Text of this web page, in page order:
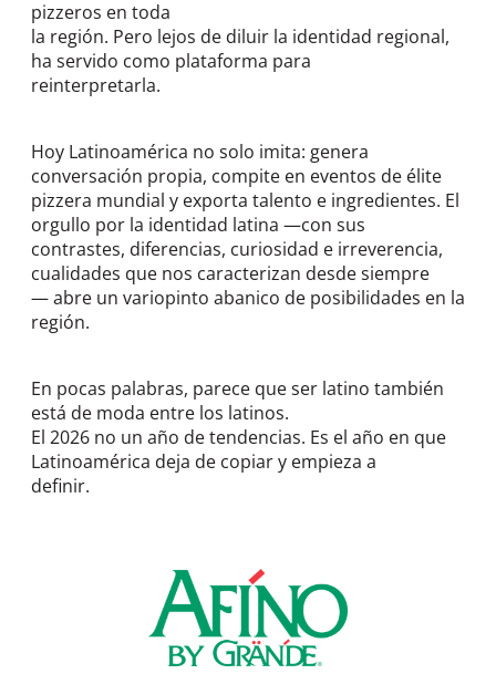
pizzeros en toda
la región. Pero lejos de diluir la identidad regional,
ha servido como plataforma para
reinterpretarla.
Hoy Latinoamérica no solo imita: genera
conversación propia, compite en eventos de élite
pizzera mundial y exporta talento e ingredientes. El
orgullo por la identidad latina —con sus
contrastes, diferencias, curiosidad e irreverencia,
cualidades que nos caracterizan desde siempre
— abre un variopinto abanico de posibilidades en la
región.
En pocas palabras, parece que ser latino también
está de moda entre los latinos.
El 2026 no un año de tendencias. Es el año en que
Latinoamérica deja de copiar y empieza a
definir.